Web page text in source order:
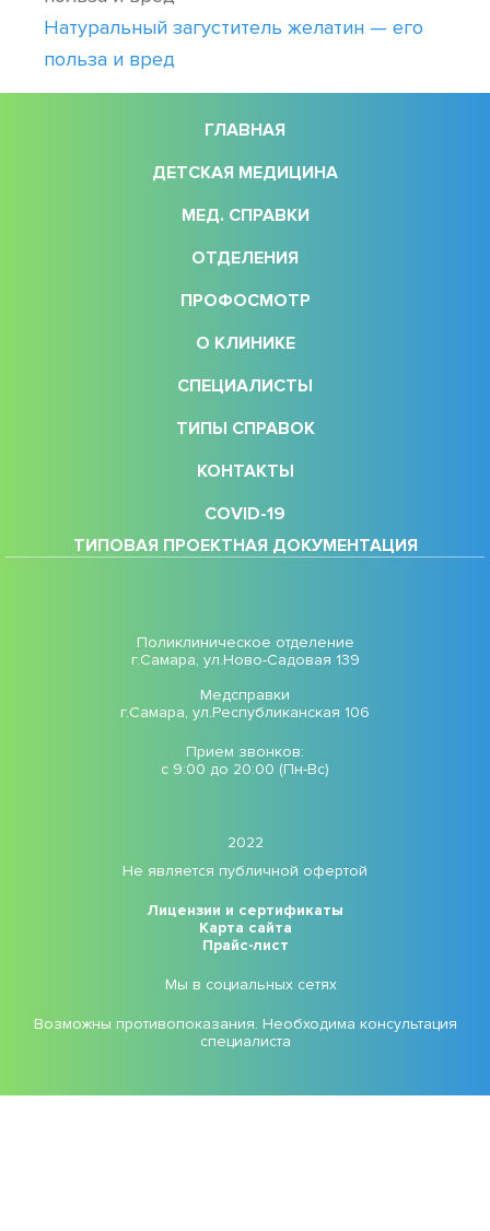
Натуральный загуститель желатин — его
польза и вред
ГЛАВНАЯ
ДЕТСКАЯ МЕДИЦИНА
МЕД. СПРАВКИ
ОТДЕЛЕНИЯ
ПРОФОСМОТР
О КЛИНИКЕ
СПЕЦИАЛИСТЫ
ТИПЫ СПРАВОК
КОНТАКТЫ
COVID-19
ТИПОВАЯ ПРОЕКТНАЯ ДОКУМЕНТАЦИЯ
Поликлиническое отделение
г.Самара, ул.Ново-Садовая 139
Медсправки
г.Самара, ул.Республиканская 106
Прием звонков:
с 9:00 до 20:00 (Пн-Вс)
2022
Не является публичной офертой
Лицензии и сертификаты
Карта сайта
Прайс-лист
Мы в социальных сетях
Возможны противопоказания. Необходима консультация
специалиста